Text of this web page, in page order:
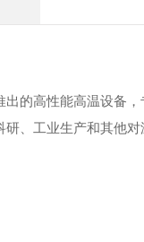
出的高性能高温设备
、工业生产和其他对